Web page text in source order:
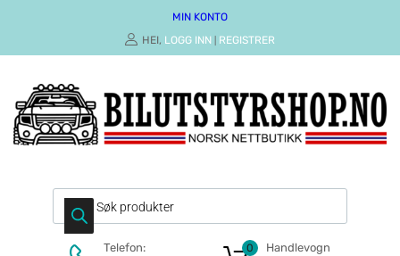
MIN KONTO
HEI, LOGG INN REGISTRER
Telefon: Handlevogn
0